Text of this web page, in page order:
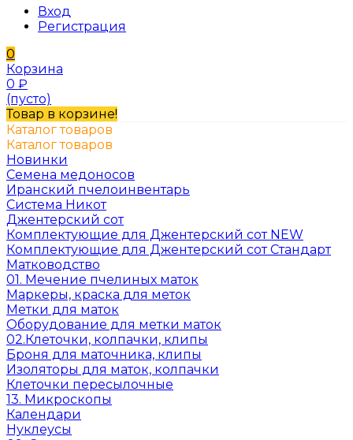
Вход
Регистрация
0
Корзина
0 ₽
(пусто)
Товар в корзине!
Каталог товаров
Каталог товаров
Новинки
Семена медоносов
Иранский пчелоинвентарь
Система Никот
Джентерский сот
Комплектующие для Джентерский сот NEW
Комплектующие для Джентерский сот Стандарт
Матководство
01. Мечение пчелиных маток
Маркеры, краска для меток
Метки для маток
Оборудование для метки маток
02.Клеточки, колпачки, клипы
Броня для маточника, клипы
Изоляторы для маток, колпачки
Клеточки пересылочные
13. Микроскопы
Календари
Нуклеусы